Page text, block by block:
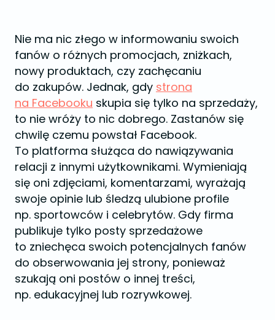
Nie ma nic złego w informowaniu swoich
fanów o różnych promocjach, zniżkach,
nowy produktach, czy zachęcaniu
do zakupów. Jednak, gdy strona
na Facebooku skupia się tylko na sprzedaży,
to nie wróży to nic dobrego. Zastanów się
chwilę czemu powstał Facebook.
To platforma służąca do nawiązywania
relacji z innymi użytkownikami. Wymieniają
się oni zdjęciami, komentarzami, wyrażają
swoje opinie lub śledzą ulubione profile
np. sportowców i celebrytów. Gdy firma
publikuje tylko posty sprzedażowe
to zniechęca swoich potencjalnych fanów
do obserwowania jej strony, ponieważ
szukają oni postów o innej treści,
np. edukacyjnej lub rozrywkowej.